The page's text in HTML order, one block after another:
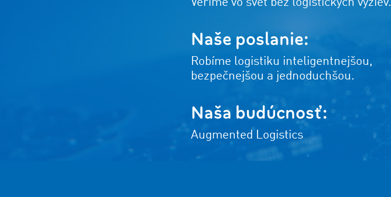
Naše poslanie:
Robíme logistiku inteligentnejšou,
bezpečnejšou a jednoduchšou.
Naša budúcnosť:
Augmented Logistics